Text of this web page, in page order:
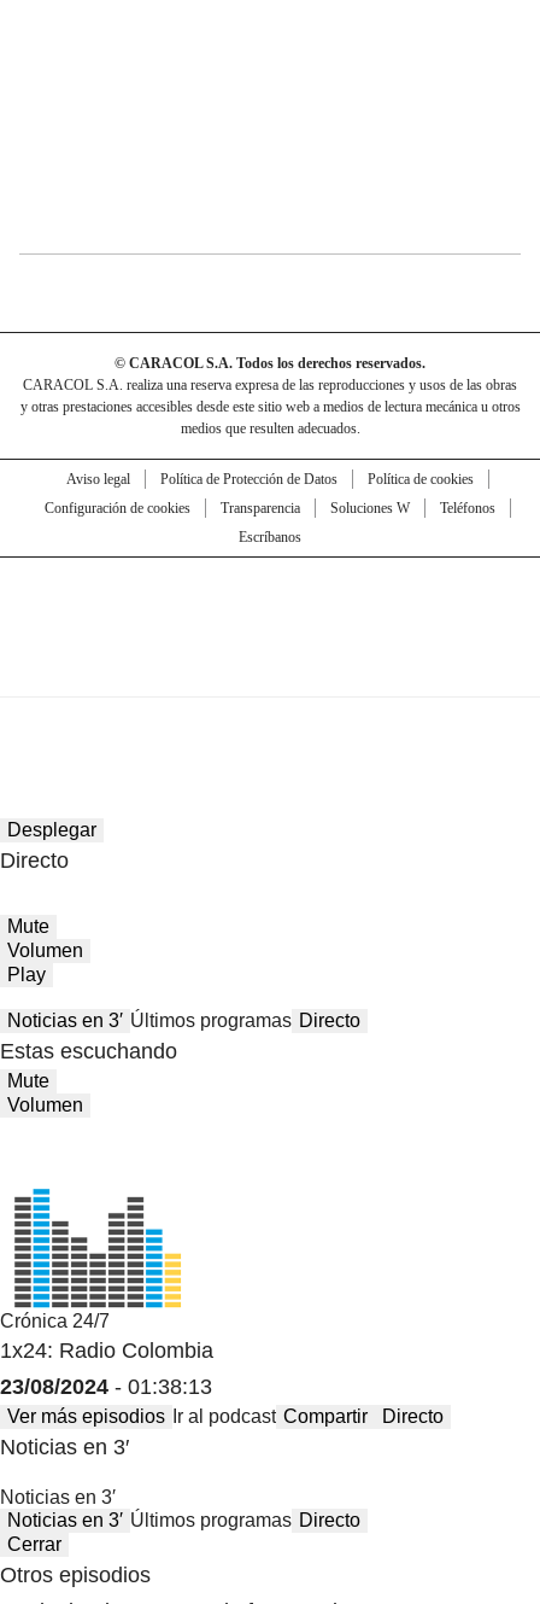
© CARACOL S.A. Todos los derechos reservados.
CARACOL S.A. realiza una reserva expresa de las reproducciones y usos de las obras
y otras prestaciones accesibles desde este sitio web a medios de lectura mecánica u otros
medios que resulten adecuados.
Aviso legal Política de Protección de Datos
Política de cookies
Configuración de cookies
Transparencia Soluciones W
Teléfonos
Escríbanos
Desplegar
Directo
Mute
Volumen
Play
Noticias en 3′ Últimos programas Directo
Estas escuchando
Mute
Volumen
Crónica 24/7
1x24: Radio Colombia
23/08/2024 - 01:38:13
Ver más episodios Ir al podcast Compartir Directo
Noticias en 3′
Noticias en 3′
Noticias en 3′ Últimos programas Directo
Cerrar
Otros episodios